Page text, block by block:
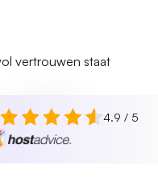
4.9 / 5